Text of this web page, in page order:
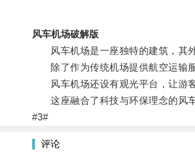
风车机场破解版
风车机场是一座独特的建筑，其外
除了作为传统机场提供航空运输服
风车机场还设有观光平台，让游客
这座融合了科技与环保理念的风车
#3#
评论